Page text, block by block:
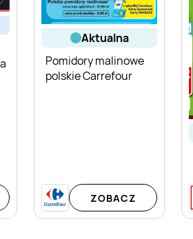
aktualna
Pomidory malinowe
polskie Carrefour
ZOBACZ